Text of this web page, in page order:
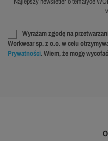
Wyrażam zgodę na
Workwear sp. z o.o. w celu
Prywatności. Wiem, że mogę